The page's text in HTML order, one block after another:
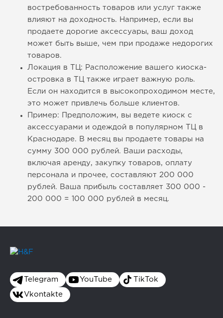
востребованность товаров или услуг также
влияют на доходность. Например, если вы
продаете дорогие аксессуары, ваш доход
может быть выше, чем при продаже недорогих
товаров.
Локация в ТЦ: Расположение вашего киоска-
островка в ТЦ также играет важную роль.
Если он находится в высокопроходимом месте,
это может привлечь больше клиентов.
Пример: Предположим, вы ведете киоск с
аксессуарами и одеждой в популярном ТЦ в
Краснодаре. В месяц вы продаете товары на
сумму 300 000 рублей. Ваши расходы,
включая аренду, закупку товаров, оплату
персонала и прочее, составляют 200 000
рублей. Ваша прибыль составляет 300 000 -
200 000 = 100 000 рублей в месяц.
Telegram YouTube TikTok
Vkontakte